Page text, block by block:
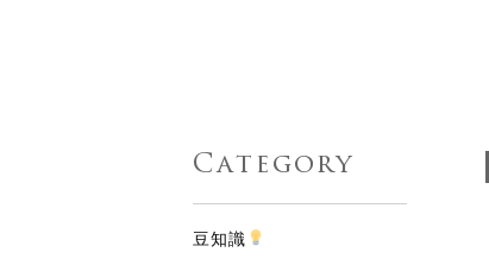
Category
豆知識